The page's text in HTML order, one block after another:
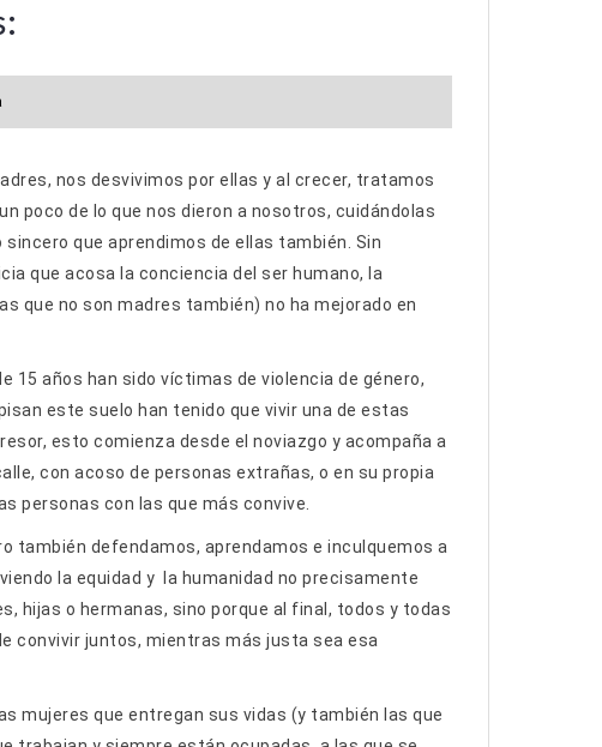
nos desvivimos por ellas y al crecer, tratamos
poco de lo que nos dieron a nosotros, cuidándolas
que aprendimos de ellas también. Sin
que acosa la conciencia del ser humano, la
que no son madres también) no ha mejorado en
15 años han sido víctimas de violencia de género,
este suelo han tenido que vivir una de estas
esto comienza desde el noviazgo y acompaña a
con acoso de personas extrañas, o en su propia
personas con las que más convive.
también defendamos, aprendamos e inculquemos a
la equidad y la humanidad no precisamente
hijas o hermanas, sino porque al final, todos y todas
convivir juntos, mientras más justa sea esa
mujeres que entregan sus vidas (y también las que